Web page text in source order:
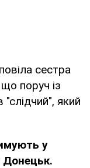
сестра
поруч із
який
у
Донецьк.